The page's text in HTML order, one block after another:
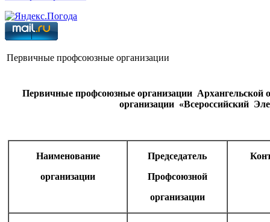
Первичные профсоюзные организации
Первичные профсоюзные организации Архангельской
организации «Всероссийский
Наименование
организации
Председатель
Профсоюзной
организации